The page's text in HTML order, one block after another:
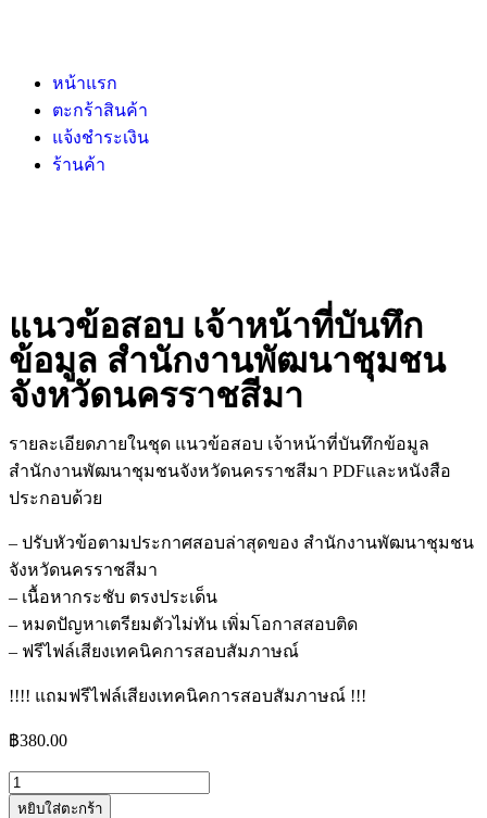
หน้าแรก
ตะกร้าสินค้า
แจ้งชำระเงิน
ร้านค้า
แนวข้อสอบ เจ้าหน้าที่บันทึก
ข้อมูล สำนักงานพัฒนาชุมชน
จังหวัดนครราชสีมา
รายละเอียดภายในชุด แนวข้อสอบ เจ้าหน้าที่บันทึกข้อมูล
สำนักงานพัฒนาชุมชนจังหวัดนครราชสีมา PDFและหนังสือ
ประกอบด้วย
– ปรับหัวข้อตามประกาศสอบล่าสุดของ สำนักงานพัฒนาชุมชน
จังหวัดนครราชสีมา
– เนื้อหากระชับ ตรงประเด็น
– หมดปัญหาเตรียมตัวไม่ทัน เพิ่มโอกาสสอบติด
– ฟรีไฟล์เสียงเทคนิคการสอบสัมภาษณ์
!!!! แถมฟรีไฟล์เสียงเทคนิคการสอบสัมภาษณ์ !!!
฿380.00
หยิบใส่ตะกร้า